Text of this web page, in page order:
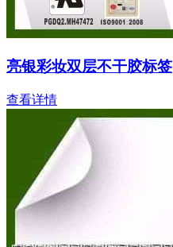
亮银彩妆双层不干胶标签
查看详情